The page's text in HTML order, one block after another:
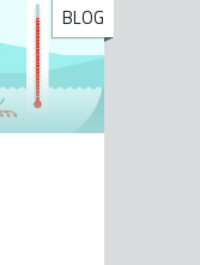
BLOG